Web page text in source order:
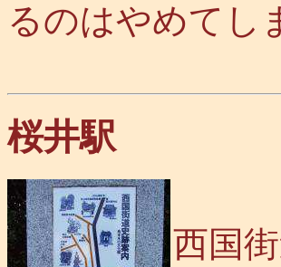
るのはやめてし
桜井駅
西国